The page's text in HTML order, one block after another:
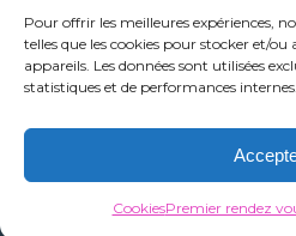
Pour offrir les meilleures expériences,
telles que les cookies pour stocker et/
appareils. Les données sont utilisées
statistiques et de performances internes.
CookiesPremier rendez
Les bienfaits d’un massage
février 2, 2017
10 Bonnes raisons de se faire
© Copyright - massotherapiecoaching